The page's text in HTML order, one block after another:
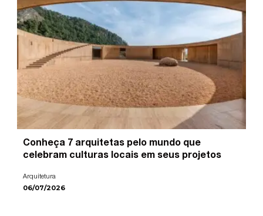
Conheça 7 arquitetas pelo mundo que
celebram culturas locais em seus projetos
Arquitetura
06/07/2026